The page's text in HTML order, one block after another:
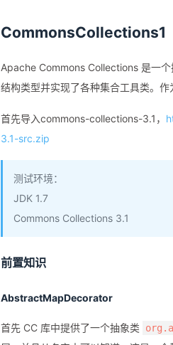
CommonsCollections1
Apache Commons Collections 是一
结构类型并实现了各种集合工具类。
首先导入commons-collections-3.1，
3.1-src.zip
测试环境：
JDK 1.7
Commons Collections 3.1
前置知识
AbstractMapDecorator
首先 CC 库中提供了一个抽象类